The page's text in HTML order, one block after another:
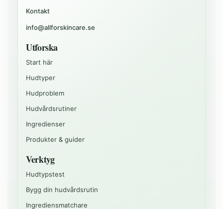
Kontakt
info@allforskincare.se
Utforska
Start här
Hudtyper
Hudproblem
Hudvårdsrutiner
Ingredienser
Produkter & guider
Verktyg
Hudtypstest
Bygg din hudvårdsrutin
Ingrediensmatchare